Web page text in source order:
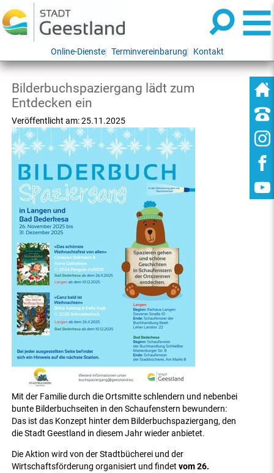
Online-Dienste Terminvereinbarung Kontakt
Bilderbuchspaziergang lädt zum
Entdecken ein
Veröffentlicht am:25.11.2025
Mit der Familie durch die Ortsmitte schlendern und nebenbei
bunte Bilderbuchseiten in den Schaufenstern bewundern:
Das ist das Konzept hinter dem Bilderbuchspaziergang, den
die Stadt Geestland in diesem Jahr wieder anbietet.
Die Aktion wird von der Stadtbücherei und der
Wirtschaftsförderung organisiert und findetvom 26.